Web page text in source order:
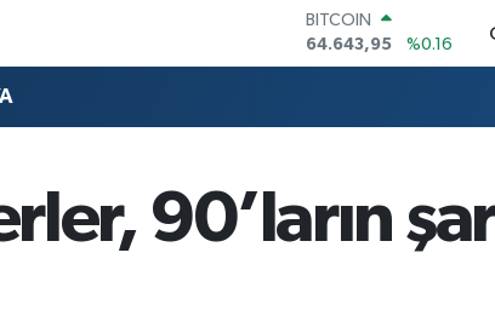
DOLAR
47,6006
%0.06
EURO
BİST100
13.799
%70
90’ların